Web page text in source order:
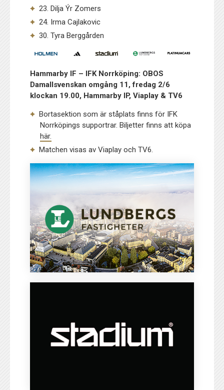
23. Dilja Ýr Zomers
24. Irma Cajlakovic
30. Tyra Berggården
Hammarby IF – IFK Norrköping: OBOS
Damallsvenskan omgång 11, fredag 2/6
klockan 19.00, Hammarby IP, Viaplay & TV6
Bortasektion som är ståplats finns för IFK
Norrköpings supportrar. Biljetter finns att köpa
här.
Matchen visas av Viaplay och TV6.